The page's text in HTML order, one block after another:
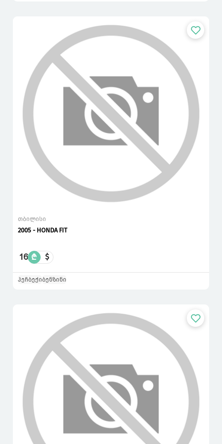
თბილისი
2005 - HONDA FIT
16 ₾ $
ჰეჩბექიბენზინი